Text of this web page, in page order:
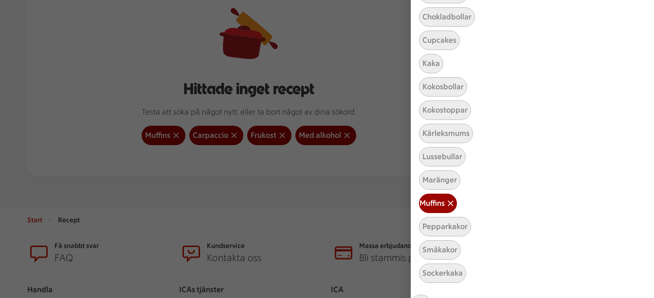
Chokladbollar
Cupcakes
Kaka
Kokosbollar
Kokostoppar
Kärleksmums
Lussebullar
Maränger
Muffins
Pepparkakor
Småkakor
Sockerkaka
Hittade inget recept
Testa att söka på något nytt, eller ta bort något av dina sökord.
Muffins Carpaccio Frukost Med alkohol
Start Recept
Få snabbt svar
FAQ
Kundservice
Kontakta oss
Massa erbjudanden
Bli stammis på ICA
Handla ICAs tjänster ICA